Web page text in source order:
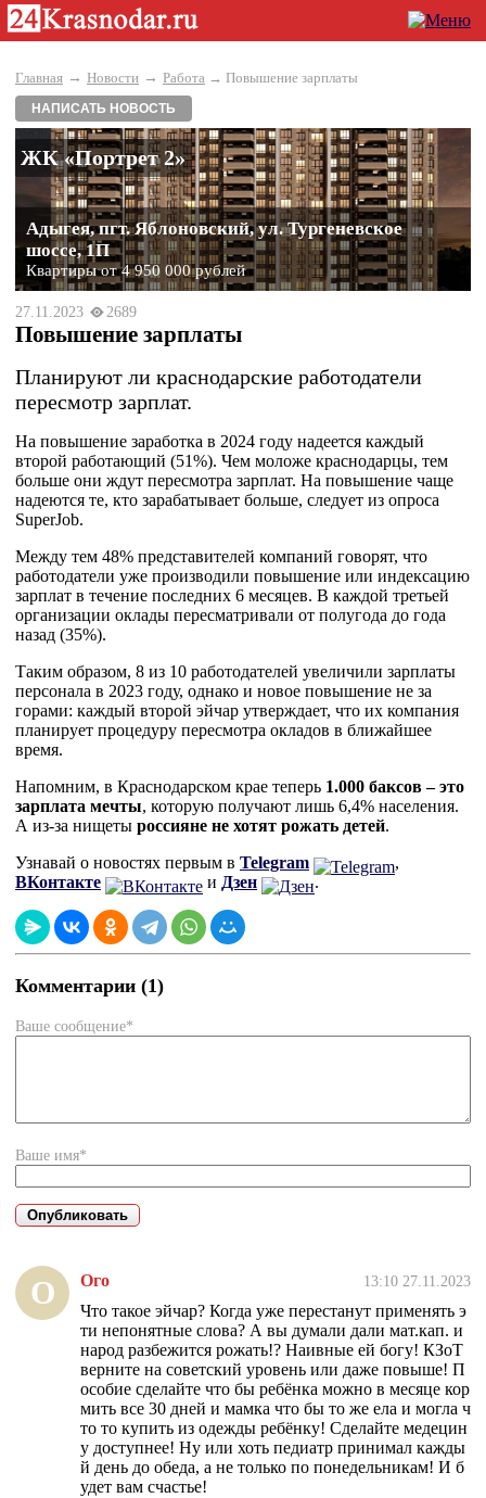
Главная → Новости → Работа → Повышение зарплаты
НАПИСАТЬ НОВОСТЬ
ЖК «Портрет 2»
Адыгея, пгт. Яблоновский, ул. Тургеневское
шоссе, 1П
Квартиры от 4 950 000 рублей
27.11.2023 2689
Повышение зарплаты
Планируют ли краснодарские работодатели
пересмотр зарплат.
На повышение заработка в 2024 году надеется каждый
второй работающий (51%). Чем моложе краснодарцы, тем
больше они ждут пересмотра зарплат. На повышение чаще
надеются те, кто зарабатывает больше, следует из опроса
SuperJob.
Между тем 48% представителей компаний говорят, что
работодатели уже производили повышение или индексацию
зарплат в течение последних 6 месяцев. В каждой третьей
организации оклады пересматривали от полугода до года
назад (35%).
Таким образом, 8 из 10 работодателей увеличили зарплаты
персонала в 2023 году, однако и новое повышение не за
горами: каждый второй эйчар утверждает, что их компания
планирует процедуру пересмотра окладов в ближайшее
время.
Напомним, в Краснодарском крае теперь 1.000 баксов – это
зарплата мечты, которую получают лишь 6,4% населения.
А из-за нищеты россияне не хотят рожать детей.
Узнавай о новостях первым в Telegram
,
ВКонтакте
и Дзен .
Комментарии (1)
Ваше сообщение*
Ваше имя*
О Ого 13:10 27.11.2023
Что такое эйчар? Когда уже перестанут применять э
ти непонятные слова? А вы думали дали мат.кап. и
народ разбежится рожать!? Наивные ей богу! КЗоТ
верните на советский уровень или даже повыше! П
особие сделайте что бы ребёнка можно в месяце кор
мить все 30 дней и мамка что бы то же ела и могла ч
то то купить из одежды ребёнку! Сделайте медецин
у доступнее! Ну или хоть педиатр принимал кажды
й день до обеда, а не только по понедельникам! И б
удет вам счастье!